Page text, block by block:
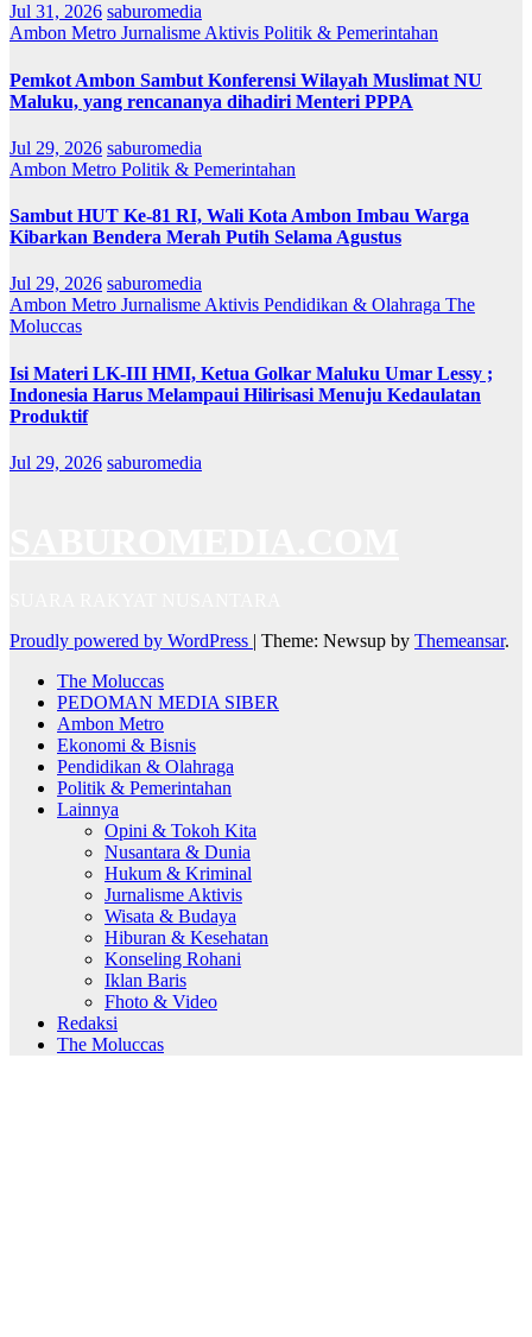
Jul 31, 2026 saburomedia
Ambon Metro Jurnalisme Aktivis Politik & Pemerintahan
Pemkot Ambon Sambut Konferensi Wilayah Muslimat NU
Maluku, yang rencananya dihadiri Menteri PPPA
Jul 29, 2026 saburomedia
Ambon Metro Politik & Pemerintahan
Sambut HUT Ke-81 RI, Wali Kota Ambon Imbau Warga
Kibarkan Bendera Merah Putih Selama Agustus
Jul 29, 2026 saburomedia
Ambon Metro Jurnalisme Aktivis Pendidikan & Olahraga The
Moluccas
Isi Materi LK-III HMI, Ketua Golkar Maluku Umar Lessy ;
Indonesia Harus Melampaui Hilirisasi Menuju Kedaulatan
Produktif
Jul 29, 2026 saburomedia
Proudly powered by WordPress | Theme: Newsup by Themeansar.
The Moluccas
PEDOMAN MEDIA SIBER
Ambon Metro
Ekonomi & Bisnis
Pendidikan & Olahraga
Politik & Pemerintahan
Lainnya
Opini & Tokoh Kita
Nusantara & Dunia
Hukum & Kriminal
Jurnalisme Aktivis
Wisata & Budaya
Hiburan & Kesehatan
Konseling Rohani
Iklan Baris
Fhoto & Video
Redaksi
The Moluccas